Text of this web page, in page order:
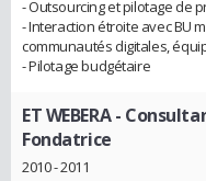
- Outsourcing et pilotage de
- Interaction étroite avec BU
communautés digitales,
- Pilotage budgétaire
ET WEBERA-
Fondatrice
2010 - 2011